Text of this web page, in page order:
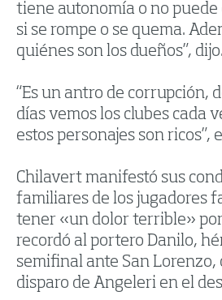
tiene autonomía o no puede
si se rompe o se quema.
quiénes son los dueños”, dijo.
“Es un antro de corrupción,
días vemos los clubes cada
estos personajes son ricos”,
Chilavert manifestó sus
familiares de los jugadores
tener «un dolor terrible»
recordó al portero Danilo,
semifinal ante San Lorenzo,
disparo de Angeleri en el